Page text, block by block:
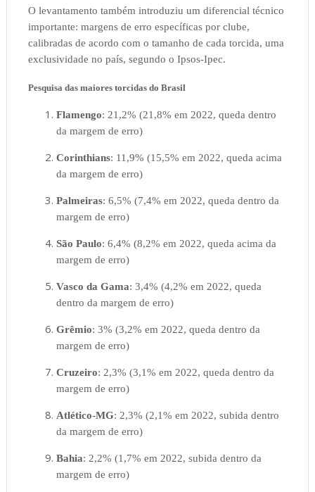
O levantamento também introduziu um diferencial técnico
importante: margens de erro específicas por clube,
calibradas de acordo com o tamanho de cada torcida, uma
exclusividade no país, segundo o Ipsos-Ipec.
Pesquisa das maiores torcidas do Brasil
Flamengo: 21,2% (21,8% em 2022, queda dentro
da margem de erro)
Corinthians: 11,9% (15,5% em 2022, queda acima
da margem de erro)
Palmeiras: 6,5% (7,4% em 2022, queda dentro da
margem de erro)
São Paulo: 6,4% (8,2% em 2022, queda acima da
margem de erro)
Vasco da Gama: 3,4% (4,2% em 2022, queda
dentro da margem de erro)
Grêmio: 3% (3,2% em 2022, queda dentro da
margem de erro)
Cruzeiro: 2,3% (3,1% em 2022, queda dentro da
margem de erro)
Atlético-MG: 2,3% (2,1% em 2022, subida dentro
da margem de erro)
Bahia: 2,2% (1,7% em 2022, subida dentro da
margem de erro)